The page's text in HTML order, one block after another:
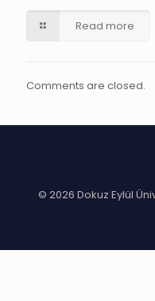
Read more
Comments are closed.
© 2026 Dokuz Eylül